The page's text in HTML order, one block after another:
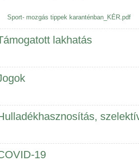
Sport- mozgás tippek karanténban_KÉR.pdf
lakhatás
19